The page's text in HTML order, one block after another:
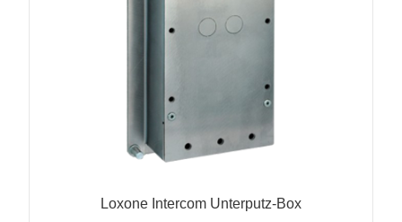
Loxone Intercom Unterputz-Box